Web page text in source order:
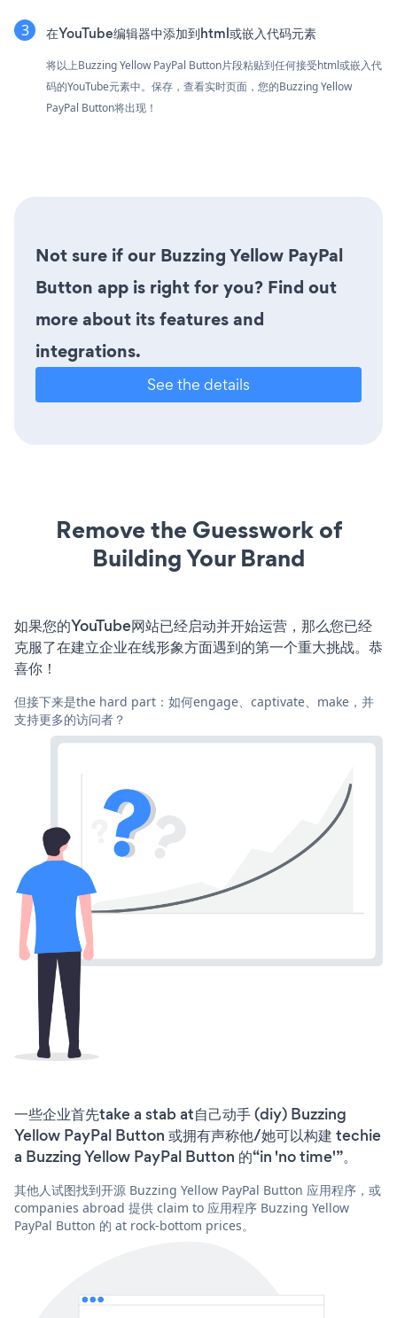
在YouTube编辑器中添加到html或嵌入代码元素
将以上Buzzing Yellow PayPal Button片段粘贴到任何接受html或嵌入代
码的YouTube元素中。保存，查看实时页面，您的Buzzing Yellow
PayPal Button将出现！
Not sure if our Buzzing Yellow PayPal
Button app is right for you? Find out
more about its features and
integrations.
See the details
Remove the Guesswork of
Building Your Brand
如果您的YouTube网站已经启动并开始运营，那么您已经
克服了在建立企业在线形象方面遇到的第一个重大挑战。恭
喜你！
但接下来是the hard part：如何engage、captivate、make，并
支持更多的访问者？
一些企业首先take a stab at自己动手 (diy) Buzzing
Yellow PayPal Button 或拥有声称他/她可以构建 techie
a Buzzing Yellow PayPal Button 的“in 'no time'”。
其他人试图找到开源 Buzzing Yellow PayPal Button 应用程序，或
companies abroad 提供 claim to 应用程序 Buzzing Yellow
PayPal Button 的 at rock-bottom prices。